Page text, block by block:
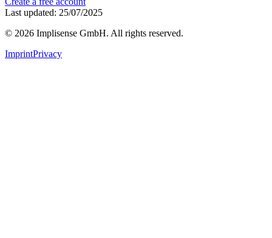
Last updated: 25/07/2025
© 2026 Implisense GmbH. All rights reserved.
ImprintPrivacy